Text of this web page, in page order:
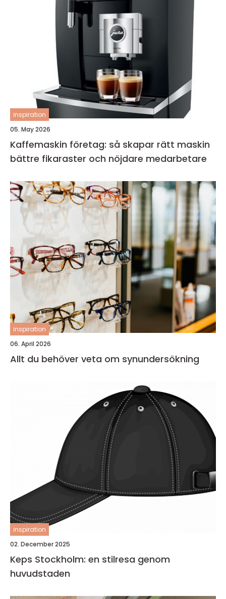
inspiration
05. May 2026
Kaffemaskin företag: så skapar rätt maskin
bättre fikaraster och nöjdare medarbetare
inspiration
06. April 2026
Allt du behöver veta om synundersökning
inspiration
02. December 2025
Keps Stockholm: en stilresa genom
huvudstaden